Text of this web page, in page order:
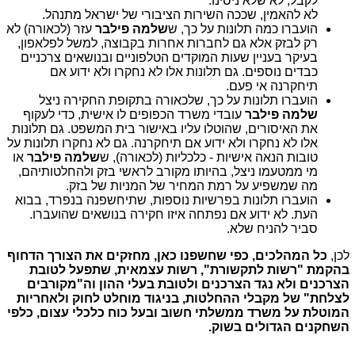
לא להאמין, שככה השירות הציבורי של ישראל מתנהל.
הועברו כמה תלונות על כך, ששלמה פילבר עזר (לכאורה) לא
רק לבזק אלא גם לחברות אחרות בקבוצה, למשל לפלאפון,
בעיקר בעניין שעות המוקדים הטלפוניים ובנושאים צרכניים
כבדים נוספים. גם תלונות אלו לא נחקרו ולא ידוע אם
תיחקרנה אי פעם.
הועברו תלונות על כך, שלכאורה בתקופת החקירה ניצל
שלמה פילבר עובדי משרד הכפופים לו אישית, כדי לעקוף
את האיסורים, שהוטלו עליו באישור בית המשפט. גם תלונות
אלו לא נחקרו ולא ידוע אם תיחקרנה. גם לא נחקרו תלונות על
טובות הנאה אישיות - כלכליות (לכאורה), ששלמה פילבר או
מי ממטעמו ניצל, בהיותו מקורב לראשי בזק ולהחלטותיהם,
מה שמשפיע על רמת המחיר של המניות של בזק.
הועברו תלונות בפרשיות נוספות, שתיחשפנה בנפרד, בבוא
העת. לא ידוע אם נפתחה איזו חקירה בנושאים שהועברו.
סביר להניח שלא.
לכן, כל המהלכים, כפי שחשפנו כאן, מחזקים את הצורך הדחוף
בהקמת "רשות לתקשורת", רשות עצמאית, שתפעל לטובת
הצרכנים ולא נגד הצרכנים ולטובת בעלי ההון וה"מקורבים
לצלחת" של מקבלי ההחלטות, בניגוד מוחלט לחוק ולאחריות
המוטלת על משרד ממשלתי חשוב ובעל כוח כלכלי עצום, כלפי
השחקנים הגדולים בשוק.